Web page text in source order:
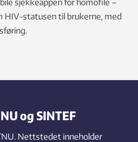
HIV-statusen til brukerne, med
og SINTEF
Nettstedet inneholder